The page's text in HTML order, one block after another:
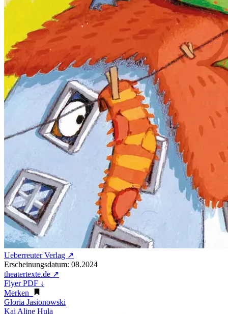
Ueberreuter Verlag ↗
Erscheinungsdatum: 08.2024
theatertexte.de ↗
Flyer PDF ↓
Merken
Gloria Jasionowski
Kai Aline Hula